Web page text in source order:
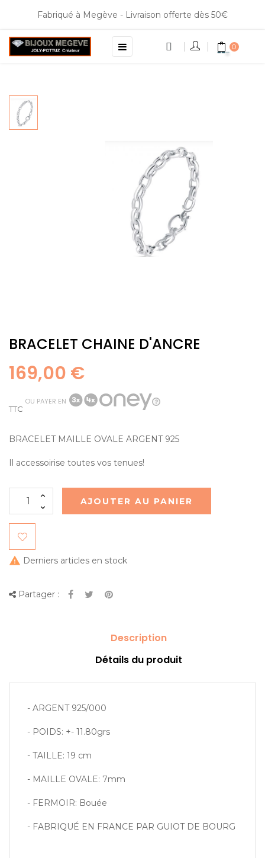
Fabriqué à Megève - Livraison offerte dès 50€
Basculer
la
☰ 0
BRACELET CHAINE D'ANCRE
169,00 €
TTC
OU PAYER EN
BRACELET MAILLE OVALE ARGENT 925
Il accessoirise toutes vos tenues!
AJOUTER AU PANIER
 Derniers articles en stock
Partager :
Description
Détails du produit
- ARGENT 925/000
- POIDS: +- 11.80grs
- TAILLE: 19 cm
- MAILLE OVALE: 7mm
- FERMOIR: Bouée
- FABRIQUÉ EN FRANCE PAR GUIOT DE BOURG